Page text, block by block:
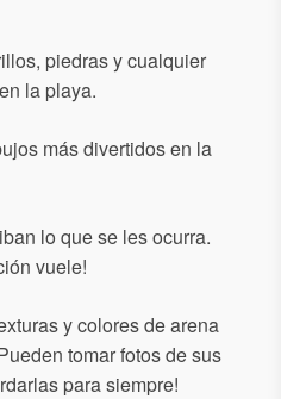
piedras y cualquier
la playa.
más divertidos en la
lo que se les ocurra.
vuele!
y colores de arena
tomar fotos de sus
para siempre!